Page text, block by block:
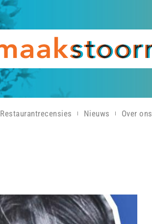
Restaurantrecensies Nieuws Over ons